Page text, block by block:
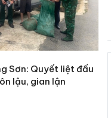
Sơn: Quyết liệt đấu
lậu, gian lận